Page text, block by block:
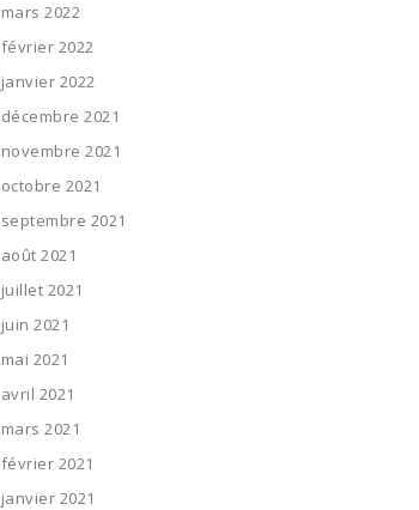
mars 2022
février 2022
janvier 2022
décembre 2021
novembre 2021
octobre 2021
septembre 2021
août 2021
juillet 2021
juin 2021
mai 2021
avril 2021
mars 2021
février 2021
janvier 2021